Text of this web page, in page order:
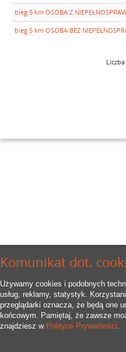
Komunikat dot.
Używamy cookies i podobnych
usług, reklamy, statystyk.
przeglądarki oznacza, że będą one
końcowym. Pamiętaj, że zawsze
znajdziesz w Polityce Prywatności.
bieg 5 km OSOBA Z
bieg 5 km OSOBA BEZ